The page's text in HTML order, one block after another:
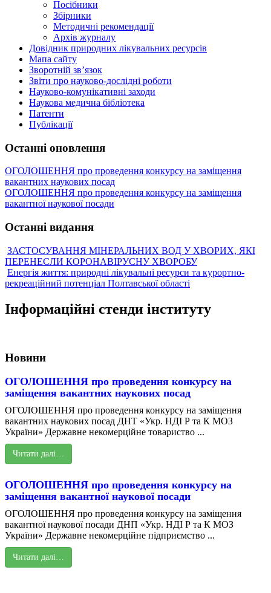
Посібники
Збірники
Методичні рекомендації
Архів журналу
Довідник природних лікувальних ресурсів
Мапа сайту
Зворотній зв’язок
Звіти про науково-дослідні роботи
Науково-комунікативні заходи
Наукова медична бібліотека
Патенти
Публікації
Останні оновлення
ОГОЛОШЕННЯ про проведення конкурсу на заміщення
вакантних наукових посад
ОГОЛОШЕННЯ про проведення конкурсу на заміщення
вакантної наукової посади
Останні видання
ЗАСТОСУВАННЯ МІНЕРАЛЬНИХ ВОД У ХВОРИХ, ЯКІ
ПЕРЕНЕСЛИ КОРОНАВІРУСНУ ХВОРОБУ
Енергія життя: природні лікувальні ресурси та курортно-
рекреаційний потенціал Полтавської області
Інформаційні стенди інституту
Новини
ОГОЛОШЕННЯ про проведення конкурсу на
заміщення вакантних наукових посад
ОГОЛОШЕННЯ про проведення конкурсу на заміщення
вакантних наукових посад ДНТ «Укр. НДІ Р та К МОЗ
України» Державне некомерційне товариство ...
Читати далі…
ОГОЛОШЕННЯ про проведення конкурсу на
заміщення вакантної наукової посади
ОГОЛОШЕННЯ про проведення конкурсу на заміщення
вакантної наукової посади ДНП «Укр. НДІ Р та К МОЗ
України» Державне некомерційне підприємство ...
Читати далі…